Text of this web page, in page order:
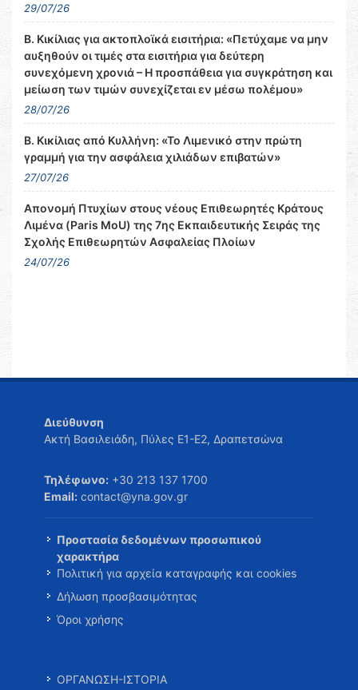
29/07/26
Β. Κικίλιας για ακτοπλοϊκά εισιτήρια: «Πετύχαμε να μην
αυξηθούν οι τιμές στα εισιτήρια για δεύτερη
συνεχόμενη χρονιά – Η προσπάθεια για συγκράτηση και
μείωση των τιμών συνεχίζεται εν μέσω πολέμου»
28/07/26
Β. Κικίλιας από Κυλλήνη: «Το Λιμενικό στην πρώτη
γραμμή για την ασφάλεια χιλιάδων επιβατών»
27/07/26
Απονομή Πτυχίων στους νέους Επιθεωρητές Κράτους
Λιμένα (Paris MoU) της 7ης Εκπαιδευτικής Σειράς της
Σχολής Επιθεωρητών Ασφαλείας Πλοίων
24/07/26
Διεύθυνση
Ακτή Βασιλειάδη, Πύλες Ε1-Ε2, Δραπετσώνα
Τηλέφωνο: +30 213 137 1700
Email: contact@yna.gov.gr
Προστασία δεδομένων προσωπικού
χαρακτήρα
Πολιτική για αρχεία καταγραφής και cookies
Δήλωση προσβασιμότητας
Όροι χρήσης
ΟΡΓΑΝΩΣΗ-ΙΣΤΟΡΙΑ